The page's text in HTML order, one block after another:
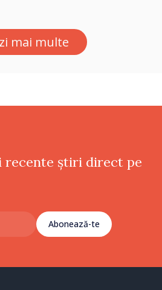
mai multe
recente știri direct pe
Abonează-te